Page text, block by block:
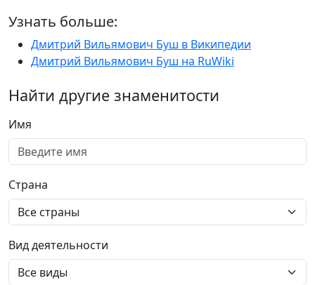
Узнать больше:
Дмитрий Вильямович Буш в Википедии
Дмитрий Вильямович Буш на RuWiki
Найти другие знаменитости
Имя
Страна
Вид деятельности